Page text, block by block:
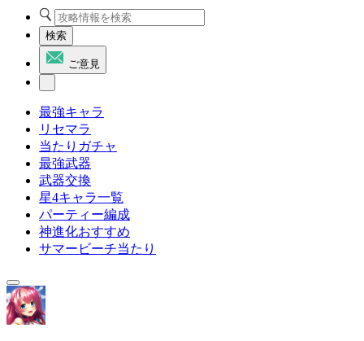
検索
ご意見
最強キャラ
リセマラ
当たりガチャ
最強武器
武器交換
星4キャラ一覧
パーティー編成
神進化おすすめ
サマービーチ当たり